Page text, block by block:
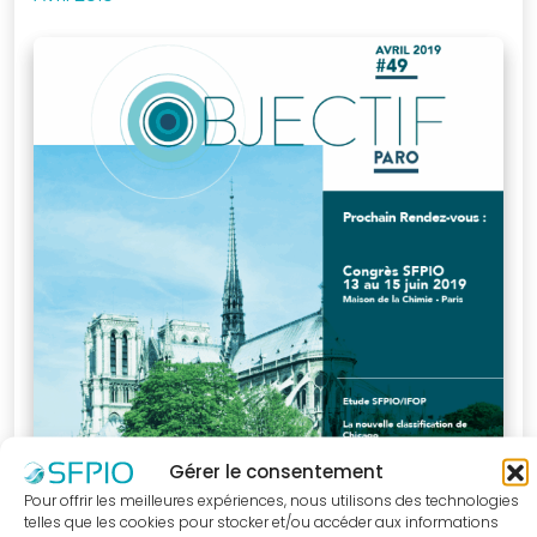
Gérer le consentement
Pour offrir les meilleures expériences, nous utilisons des technologies
telles que les cookies pour stocker et/ou accéder aux informations
à mon compte
Mot de passe
oublié
Devenir
membre
de la SFPIO
Rejoignez-